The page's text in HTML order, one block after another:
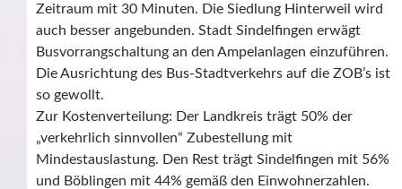
Zeitraum mit 30 Minuten. Die Siedlung Hinterweil wird
auch besser angebunden. Stadt Sindelfingen erwägt
Busvorrangschaltung an den Ampelanlagen einzuführen.
Die Ausrichtung des Bus-Stadtverkehrs auf die ZOB’s ist
so gewollt.
Zur Kostenverteilung: Der Landkreis trägt 50% der
„verkehrlich sinnvollen“ Zubestellung mit
Mindestauslastung. Den Rest trägt Sindelfingen mit 56%
und Böblingen mit 44% gemäß den Einwohnerzahlen.